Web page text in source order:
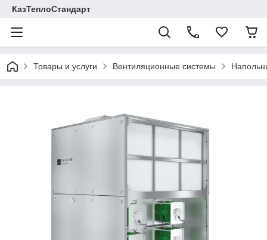
КазТеплоСтандарт
Товары и услуги Вентиляционные системы